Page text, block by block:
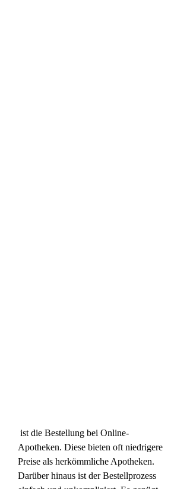
Apotheken. Diese bieten oft niedrigere
Preise als herkömmliche Apotheken.
Darüber hinaus ist der Bestellprozess